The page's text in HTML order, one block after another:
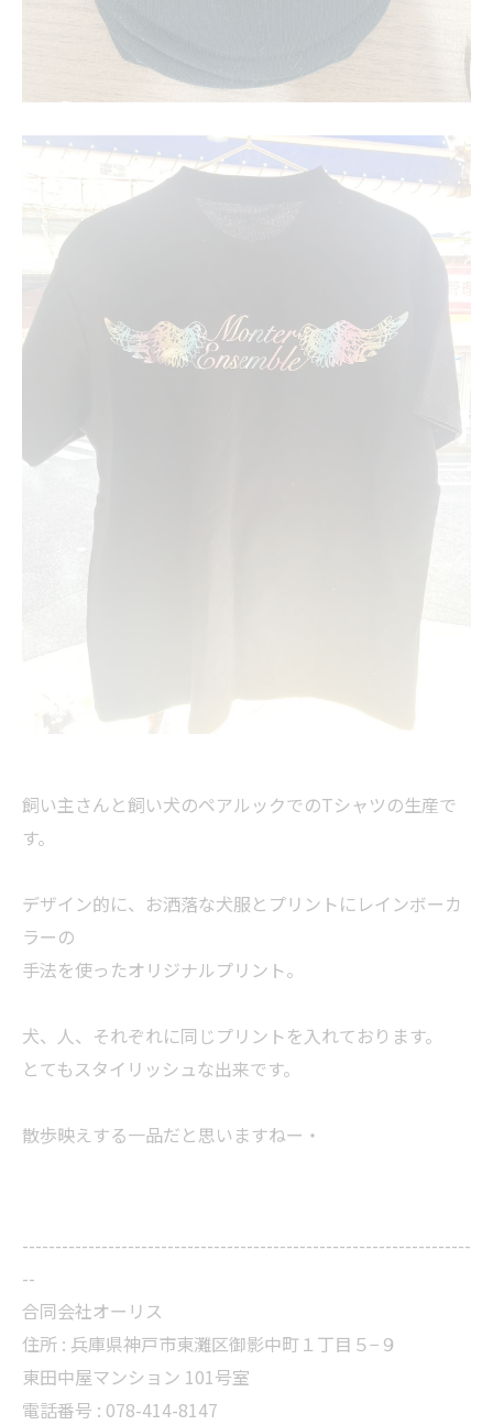
飼い主さんと飼い犬のペアルックでのTシャツの生産で
す。
デザイン的に、お洒落な犬服とプリントにレインボーカ
ラーの
手法を使ったオリジナルプリント。
犬、人、それぞれに同じプリントを入れております。
とてもスタイリッシュな出来です。
散歩映えする一品だと思いますねー・
--------------------------------------------------------------------
--
合同会社オーリス
住所 : 兵庫県神戸市東灘区御影中町１丁目５−９
東田中屋マンション 101号室
電話番号 : 078-414-8147